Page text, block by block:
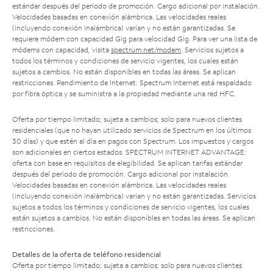
estándar después del período de promoción. Cargo adicional por instalación.
Velocidades basadas en conexión alámbrica. Las velocidades reales
(incluyendo conexión inalámbrica) varían y no están garantizadas. Se
requiere módem con capacidad Gig para velocidad Gig. Para ver una lista de
módems con capacidad, visita spectrum.net/modem . Servicios sujetos a
todos los términos y condiciones de servicio vigentes, los cuales están
sujetos a cambios. No están disponibles en todas las áreas. Se aplican
restricciones. Rendimiento de Internet: Spectrum Internet está respaldado
por fibra óptica y se suministra a la propiedad mediante una red HFC.
Oferta por tiempo limitado; sujeta a cambios; solo para nuevos clientes
residenciales (que no hayan utilizado servicios de Spectrum en los últimos
30 días) y que estén al día en pagos con Spectrum. Los impuestos y cargos
son adicionales en ciertos estados. SPECTRUM INTERNET ADVANTAGE:
oferta con base en requisitos de elegibilidad. Se aplican tarifas estándar
después del período de promoción. Cargo adicional por instalación.
Velocidades basadas en conexión alámbrica. Las velocidades reales
(incluyendo conexión inalámbrica) varían y no están garantizadas. Servicios
sujetos a todos los términos y condiciones de servicio vigentes, los cuales
están sujetos a cambios. No están disponibles en todas las áreas. Se aplican
restricciones.
Detalles de la oferta de teléfono residencial
Oferta por tiempo limitado; sujeta a cambios; solo para nuevos clientes